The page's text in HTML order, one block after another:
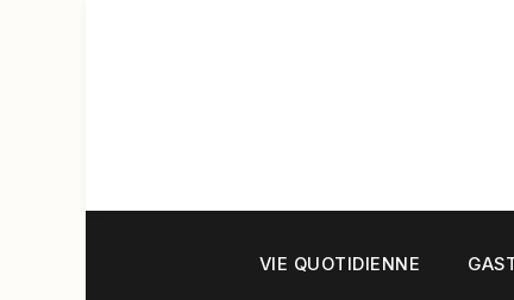
VIE QUOTIDIENNE